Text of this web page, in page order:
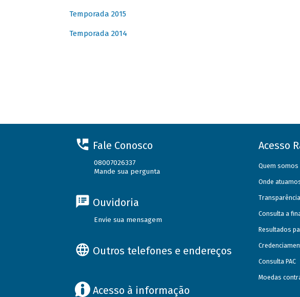
Temporada 2015
Temporada 2014
Fale Conosco
08007026337
Mande sua pergunta
Ouvidoria
Envie sua mensagem
Outros telefones e endereços
Acesso à informação
Acesso
Quem somos
Onde
Transparência
Consulta a
Resultados
Consulta PAC
Moedas